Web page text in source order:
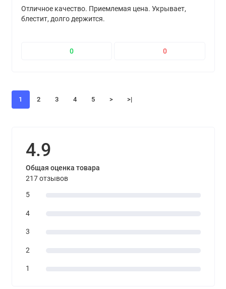
Отличное качество. Приемлемая цена. Укрывает,
блестит, долго держится.
0 0
1 2 3 4 5 > >|
4.9
Общая оценка товара
217 отзывов
5
4
3
2
1